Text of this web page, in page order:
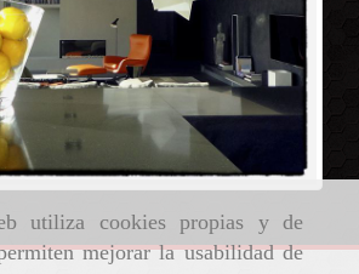
utiliza cookies propias y de
mejorar la usabilidad de